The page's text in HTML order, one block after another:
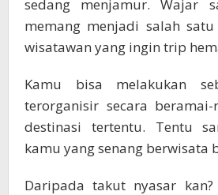
sedang menjamur. Wajar
memang menjadi salah
wisatawan yang ingin trip
Kamu bisa melakukan
terorganisir secara
destinasi tertentu. Tentu
kamu yang senang berwisata
Daripada takut nyasar kan?